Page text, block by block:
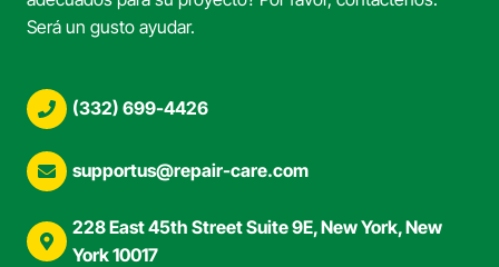
Será un gusto ayudar.
(332) 699-4426
supportus@repair-care.com
228 East 45th Street Suite 9E, New York, New
York 10017